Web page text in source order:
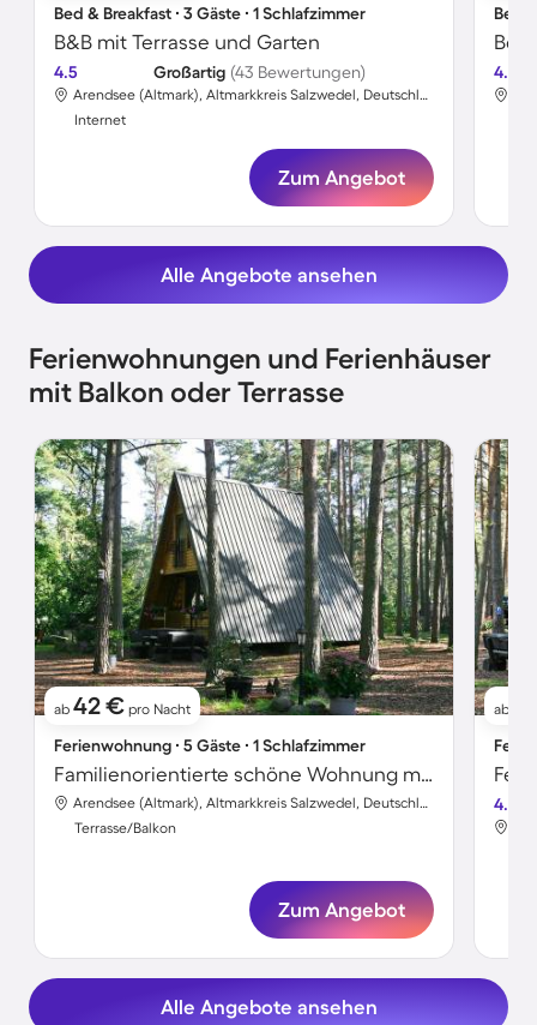
Bed & Breakfast ∙ 3 Gäste ∙ 1 Schlafzimmer
B&B mit Terrasse und Garten
4.5 Großartig (43 Bewertungen)
Arendsee (Altmark), Altmarkkreis Salzwedel, Deutschland
Internet
Zum Angebot
Bed
Bed
4.5
Alle Angebote ansehen
Ferienwohnungen und Ferienhäuser
mit Balkon oder Terrasse
ab 42 € pro Nacht
Ferienwohnung ∙ 5 Gäste ∙ 1 Schlafzimmer
Familienorientierte schöne Wohnung mit Terrasse | Strand in der Nähe
Arendsee (Altmark), Altmarkkreis Salzwedel, Deutschland
Terrasse/Balkon
Zum Angebot
ab
4.2
Alle Angebote ansehen